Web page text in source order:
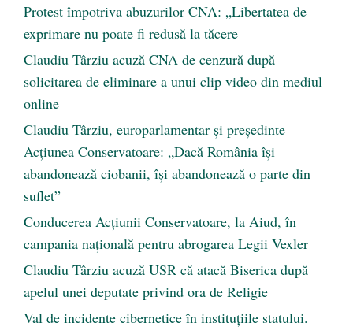
Protest împotriva abuzurilor CNA: „Libertatea de
exprimare nu poate fi redusă la tăcere
Claudiu Târziu acuză CNA de cenzură după
solicitarea de eliminare a unui clip video din mediul
online
Claudiu Târziu, europarlamentar și președinte
Acțiunea Conservatoare: „Dacă România își
abandonează ciobanii, își abandonează o parte din
suflet”
Conducerea Acțiunii Conservatoare, la Aiud, în
campania națională pentru abrogarea Legii Vexler
Claudiu Târziu acuză USR că atacă Biserica după
apelul unei deputate privind ora de Religie
Val de incidente cibernetice în instituțiile statului.